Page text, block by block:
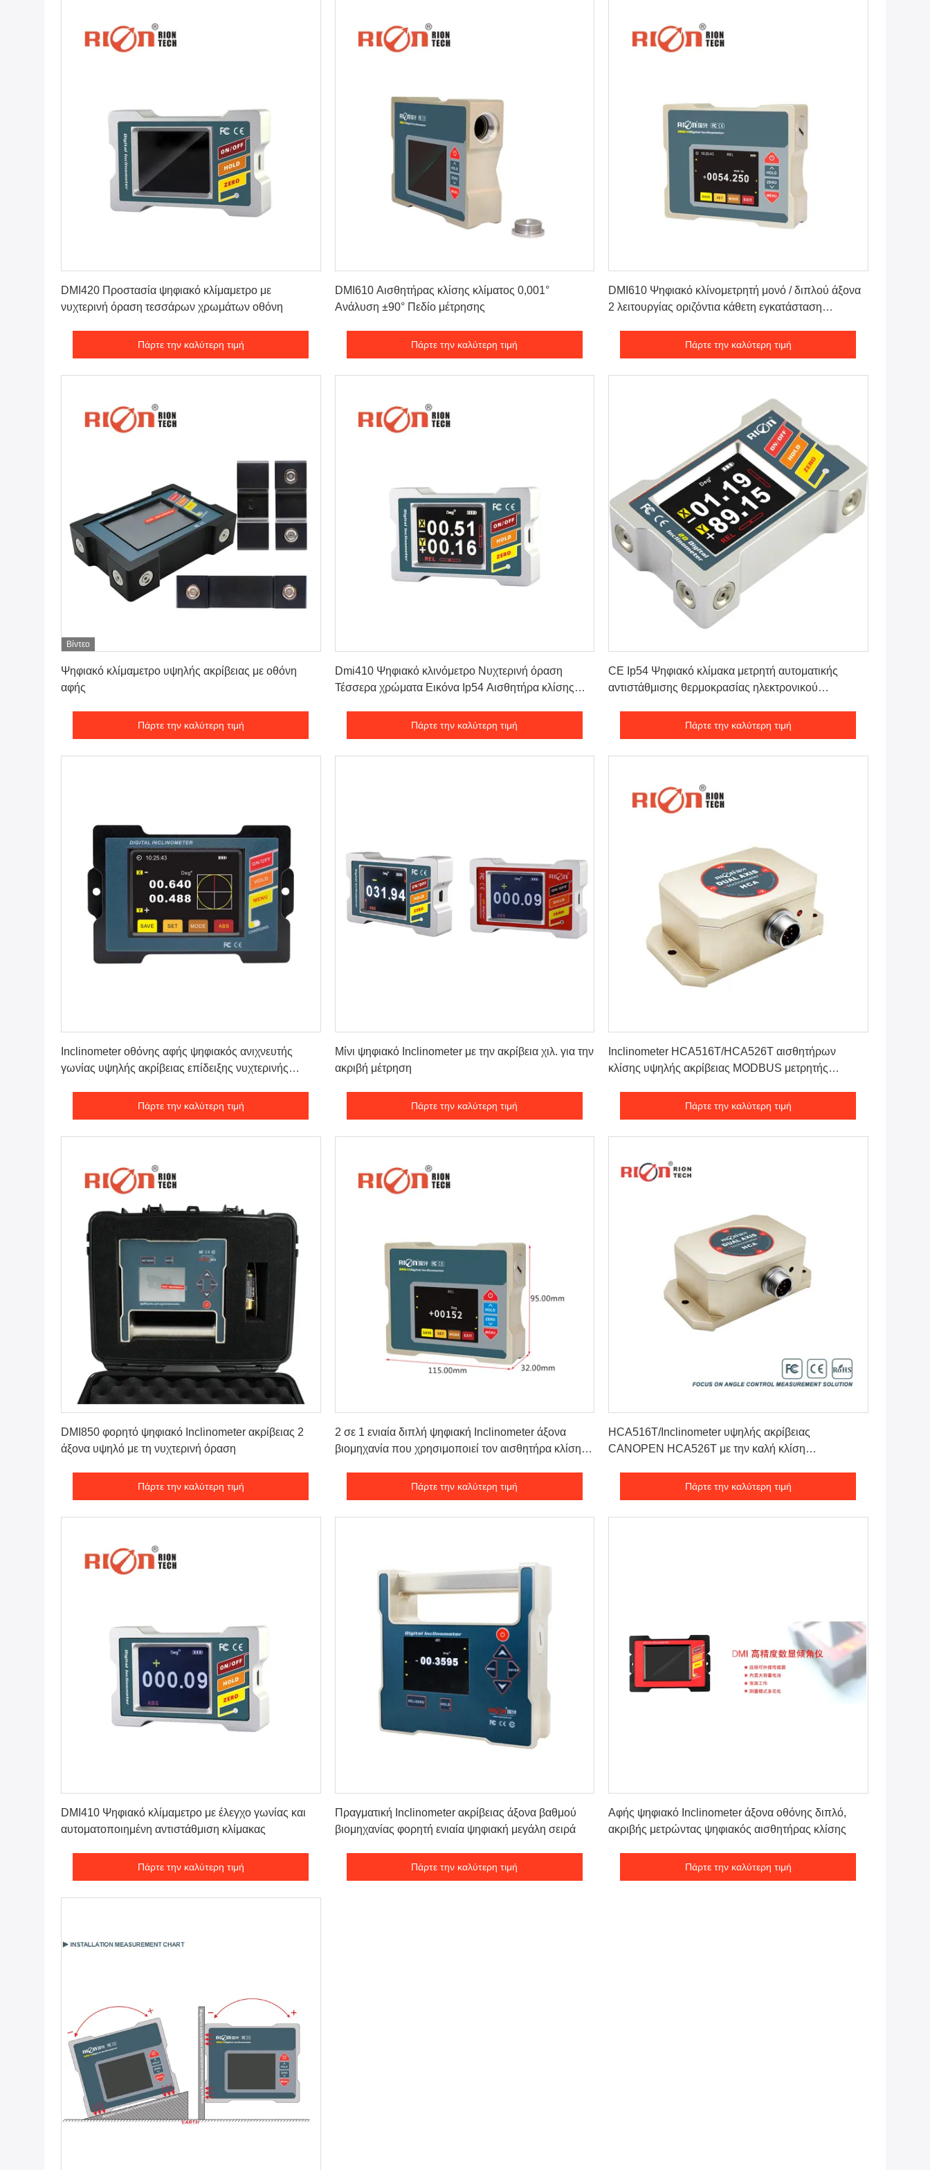
DMI420 Προστασία ψηφιακό κλίμαμετρο με
νυχτερινή όραση τεσσάρων χρωμάτων οθόνη
Πάρτε την καλύτερη τιμή
DMI610 Αισθητήρας κλίσης κλίματος 0,001°
Ανάλυση ±90° Πεδίο μέτρησης
Πάρτε την καλύτερη τιμή
DMI610 Ψηφιακό κλίνομετρητή μονό / διπλού άξονα
2 λειτουργίας οριζόντια κάθετη εγκατάσταση
Πάρτε την καλύτερη τιμή
Βίντεο
Ψηφιακό κλίμαμετρο υψηλής ακρίβειας με οθόνη
αφής
Πάρτε την καλύτερη τιμή
Dmi410 Ψηφιακό κλινόμετρο Νυχτερινή όραση
Τέσσερα χρώματα Εικόνα Ip54 Αισθητήρα κλίσης
Πάρτε την καλύτερη τιμή
CE Ip54 Ψηφιακό κλίμακα μετρητή αυτοματικής
αντιστάθμισης θερμοκρασίας ηλεκτρονικού
Πάρτε την καλύτερη τιμή
Inclinometer οθόνης αφής ψηφιακός ανιχνευτής
γωνίας υψηλής ακρίβειας επίδειξης νυχτερινής
Πάρτε την καλύτερη τιμή
Μίνι ψηφιακό Inclinometer με την ακρίβεια χιλ. για την
ακριβή μέτρηση
Πάρτε την καλύτερη τιμή
Inclinometer HCA516T/HCA526T αισθητήρων
κλίσης υψηλής ακρίβειας MODBUS μετρητής
Πάρτε την καλύτερη τιμή
DMI850 φορητό ψηφιακό Inclinometer ακρίβειας 2
άξονα υψηλό με τη νυχτερινή όραση
Πάρτε την καλύτερη τιμή
2 σε 1 ενιαία διπλή ψηφιακή Inclinometer άξονα
βιομηχανία που χρησιμοποιεί τον αισθητήρα κλίσης
Πάρτε την καλύτερη τιμή
HCA516T/Inclinometer υψηλής ακρίβειας
CANOPEN HCA526T με την καλή κλίση
Πάρτε την καλύτερη τιμή
DMI410 Ψηφιακό κλίμαμετρο με έλεγχο γωνίας και
αυτοματοποιημένη αντιστάθμιση κλίμακας
Πάρτε την καλύτερη τιμή
Πραγματική Inclinometer ακρίβειας άξονα βαθμού
βιομηχανίας φορητή ενιαία ψηφιακή μεγάλη σειρά
Πάρτε την καλύτερη τιμή
Αφής ψηφιακό Inclinometer άξονα οθόνης διπλό,
ακριβής μετρώντας ψηφιακός αισθητήρας κλίσης
Πάρτε την καλύτερη τιμή